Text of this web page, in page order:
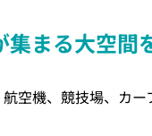
まる大空間
空機、競技場、カ